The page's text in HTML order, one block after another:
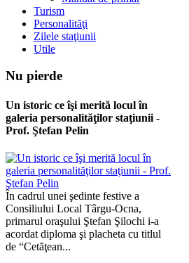
Turism
Personalităţi
Zilele staţiunii
Utile
Nu pierde
Un istoric ce îşi merită locul în
galeria personalităţilor staţiunii -
Prof. Ştefan Pelin
În cadrul unei şedinte festive a
Consiliului Local Târgu-Ocna,
primarul oraşului Ştefan Şilochi i-a
acordat diploma şi placheta cu titlul
de “Cetăţean...